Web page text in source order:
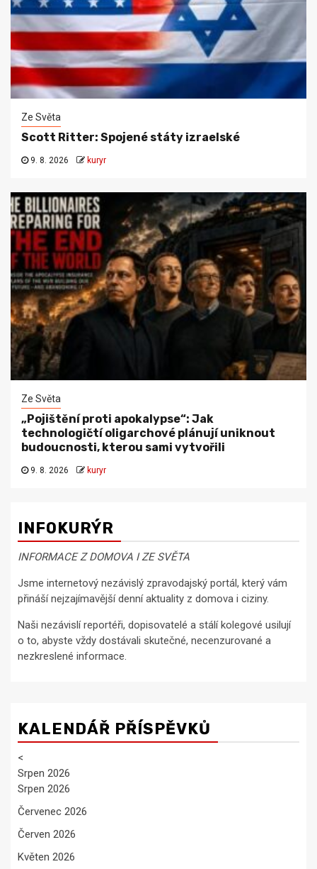
Ze Světa
Scott Ritter: Spojené státy izraelské
9. 8. 2026 kuryr
Ze Světa
„Pojištění proti apokalypse“: Jak
technologičtí oligarchové plánují uniknout
budoucnosti, kterou sami vytvořili
9. 8. 2026 kuryr
INFOKURÝR
INFORMACE Z DOMOVA I ZE SVĚTA
Jsme internetový nezávislý zpravodajský portál, který vám
přináší nejzajímavější denní aktuality z domova i ciziny.
Naši nezávislí reportéři, dopisovatelé a stálí kolegové usilují
o to, abyste vždy dostávali skutečné, necenzurované a
nezkreslené informace.
KALENDÁŘ PŘÍSPĚVKŮ
<
Srpen 2026
Srpen 2026
Červenec 2026
Červen 2026
Květen 2026